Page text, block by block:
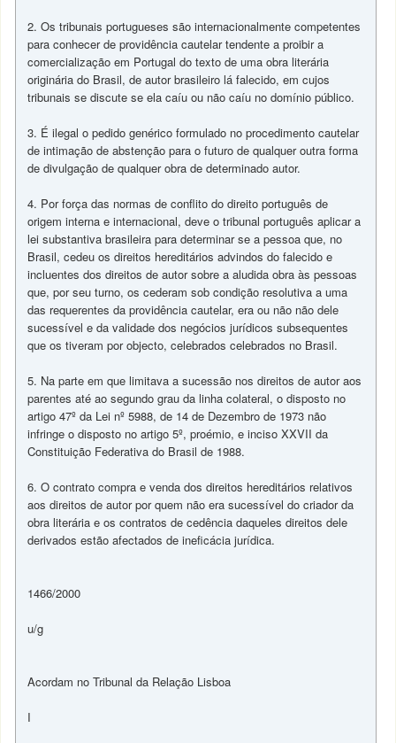
2. Os tribunais portugueses são internacionalmente competentes
para conhecer de providência cautelar tendente a proibir a
comercialização em Portugal do texto de uma obra literária
originária do Brasil, de autor brasileiro lá falecido, em cujos
tribunais se discute se ela caíu ou não caíu no domínio público.
3. É ilegal o pedido genérico formulado no procedimento cautelar
de intimação de abstenção para o futuro de qualquer outra forma
de divulgação de qualquer obra de determinado autor.
4. Por força das normas de conflito do direito português de
origem interna e internacional, deve o tribunal português aplicar a
lei substantiva brasileira para determinar se a pessoa que, no
Brasil, cedeu os direitos hereditários advindos do falecido e
incluentes dos direitos de autor sobre a aludida obra às pessoas
que, por seu turno, os cederam sob condição resolutiva a uma
das requerentes da providência cautelar, era ou não não dele
sucessível e da validade dos negócios jurídicos subsequentes
que os tiveram por objecto, celebrados celebrados no Brasil.
5. Na parte em que limitava a sucessão nos direitos de autor aos
parentes até ao segundo grau da linha colateral, o disposto no
artigo 47º da Lei nº 5988, de 14 de Dezembro de 1973 não
infringe o disposto no artigo 5º, proémio, e inciso XXVII da
Constituição Federativa do Brasil de 1988.
6. O contrato compra e venda dos direitos hereditários relativos
aos direitos de autor por quem não era sucessível do criador da
obra literária e os contratos de cedência daqueles direitos dele
derivados estão afectados de ineficácia jurídica.
1466/2000
u/g
Acordam no Tribunal da Relação Lisboa
I